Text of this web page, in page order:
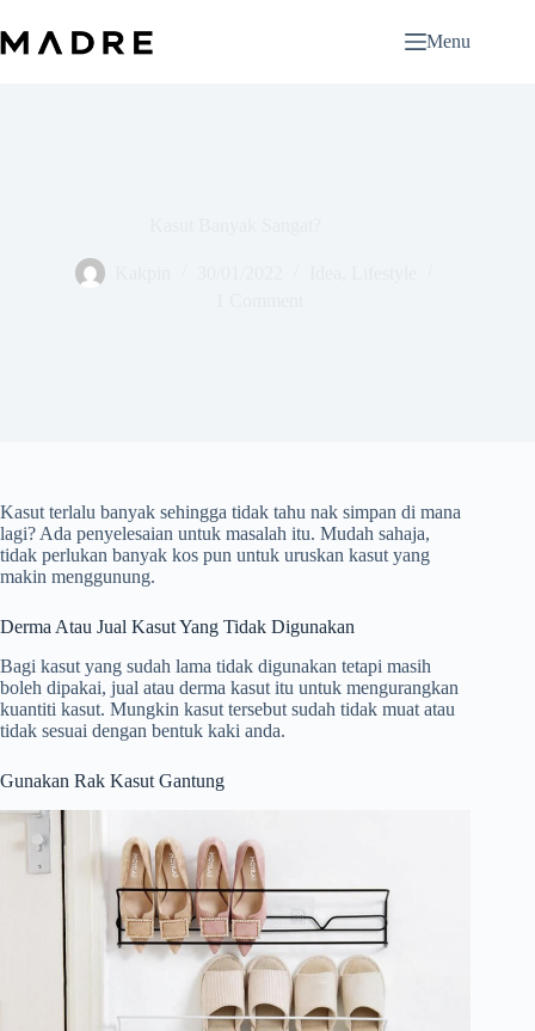
to
content
Menu
Kasut terlalu banyak sehingga tidak tahu nak simpan di mana
lagi? Ada penyelesaian untuk masalah itu. Mudah sahaja,
tidak perlukan banyak kos pun untuk uruskan kasut yang
makin menggunung.
Derma Atau Jual Kasut Yang Tidak Digunakan
Bagi kasut yang sudah lama tidak digunakan tetapi masih
boleh dipakai, jual atau derma kasut itu untuk mengurangkan
kuantiti kasut. Mungkin kasut tersebut sudah tidak muat atau
tidak sesuai dengan bentuk kaki anda.
Gunakan Rak Kasut Gantung